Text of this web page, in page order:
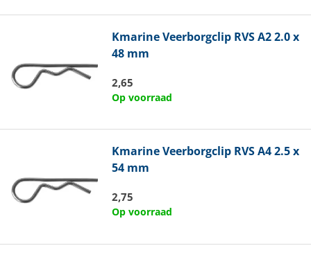
KmarineVeerborgclip RVS A2 2.0 x
48 mm
2,65
Op voorraad
KmarineVeerborgclip RVS A4 2.5 x
54 mm
2,75
Op voorraad